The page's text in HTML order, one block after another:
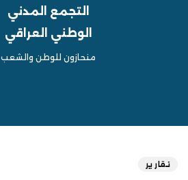
التجمع المدني
الوطني العراقي
منحازون للوطن والشعب
تقارير